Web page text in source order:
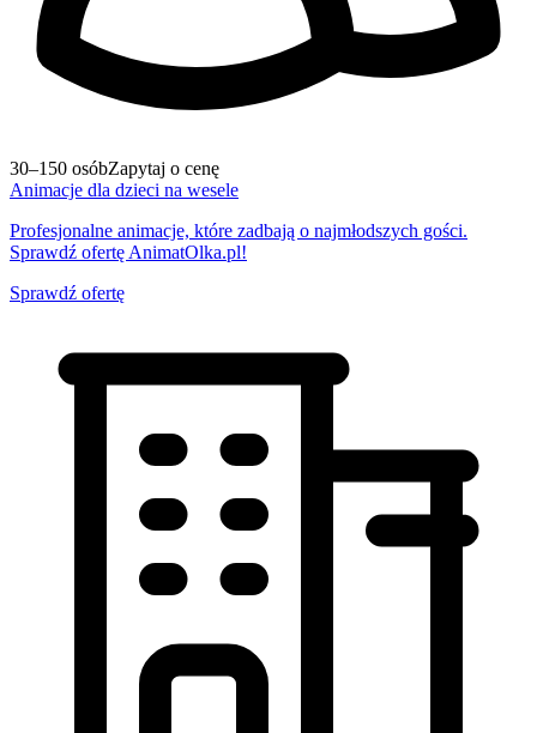
30–150 osóbZapytaj o cenę
Animacje dla dzieci na wesele
Profesjonalne animacje, które zadbają o najmłodszych gości.
Sprawdź ofertę AnimatOlka.pl!
Sprawdź ofertę